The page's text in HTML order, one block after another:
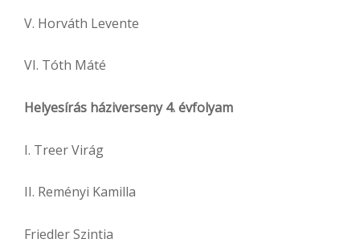
V. Horváth Levente
VI. Tóth Máté
Helyesírás háziverseny 4. évfolyam
I. Treer Virág
II. Reményi Kamilla
Friedler Szintia